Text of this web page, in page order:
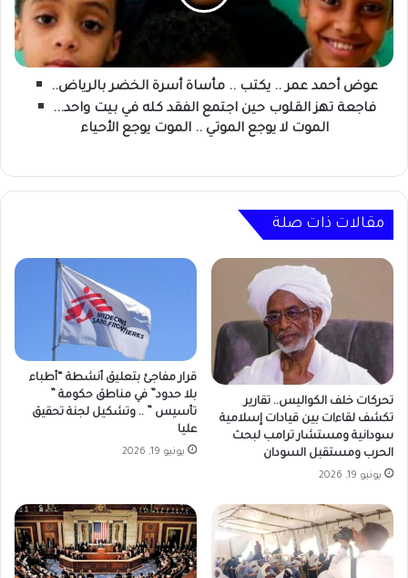
..
مأساة
أسرة
الخضر
بالرياض..
حين
الفقد
كله
في
يوجع
..
الموت
يوجع
الأحياء
عوض أحمد عمر .. يكتب .. مأساة أسرة الخضر بالرياض..
فاجعة تهز القلوب حين اجتمع الفقد كله في بيت واحد...
الموت لا يوجع الموتي .. الموت يوجع الأحياء
مقالات ذات صلة
تحركات خلف الكواليس.. تقارير
تكشف لقاءات بين قيادات إسلامية
سودانية ومستشار ترامب لبحث
الحرب ومستقبل السودان
يونيو 19, 2026
قرار مفاجئ بتعليق أنشطة “أطباء
بلا حدود” في مناطق حكومة ”
تأسيس ” .. وتشكيل لجنة تحقيق
عليا
يونيو 19, 2026